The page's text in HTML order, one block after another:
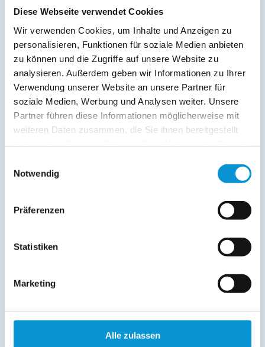
Diese Webseite verwendet Cookies
Wir verwenden Cookies, um Inhalte und Anzeigen zu
personalisieren, Funktionen für soziale Medien anbieten
zu können und die Zugriffe auf unsere Website zu
analysieren. Außerdem geben wir Informationen zu Ihrer
Verwendung unserer Website an unsere Partner für
soziale Medien, Werbung und Analysen weiter. Unsere
Partner führen diese Informationen möglicherweise mit
weiteren Daten zusammen, die Sie ihnen bereitgestellt
Notwendig
Präferenzen
Statistiken
Marketing
Alle zulassen
01. Jan - 03. Jan auf Anfrage auf Anfrage
04. Jan - 01. Apr auf Anfrage auf Anfrage
02. Apr - 05. Apr auf Anfrage auf Anfrage
01. Mai - auf Anfrage
22. Mai
20. Jun - 100 €
25. Dez - 31. Dez 155 €
85 €
70 € ist bereits im Reisepreis 1. Nacht